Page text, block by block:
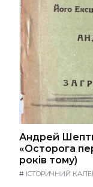
Андрей
«Осторога
років тому)
# ІСТОРИЧНИЙ